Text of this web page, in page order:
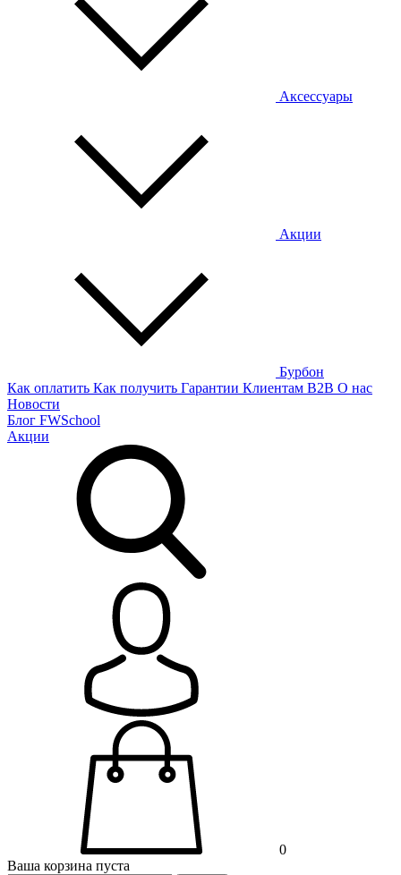
Аксессуары
Акции
Бурбон
Как оплатить Как получить Гарантии Клиентам B2B О нас
Новости
Блог FWSchool
Акции
0
Ваша корзина пуста